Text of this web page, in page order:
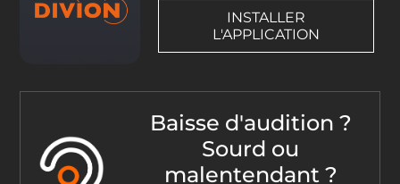
INSTALLER
L'APPLICATION
Baisse d'audition ?
Sourd ou
malentendant ?